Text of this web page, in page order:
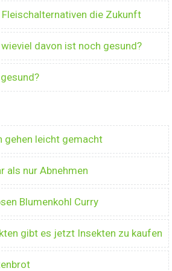
die Zukunft
davon ist noch gesund?
gehen leicht gemacht
als nur Abnehmen
Blumenkohl Curry
gibt es jetzt Insekten zu kaufen